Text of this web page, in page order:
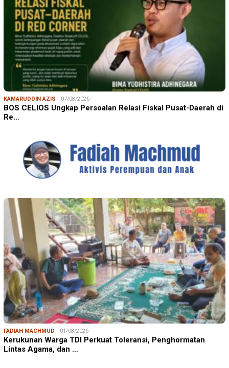
KAMARUDDIN AZIS 07/08/2026
BOS CELIOS Ungkap Persoalan Relasi Fiskal Pusat-Daerah di
Re…
FADIAH MACHMUD 01/08/2026
Kerukunan Warga TDI Perkuat Toleransi, Penghormatan
Lintas Agama, dan …